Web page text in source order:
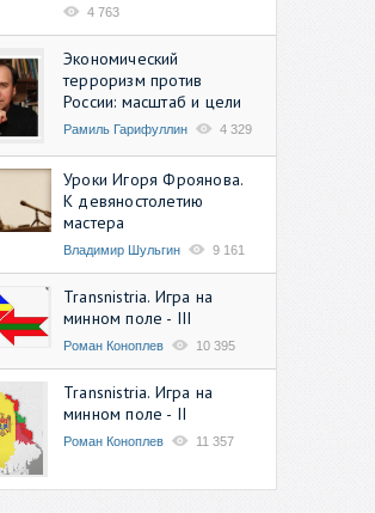
4 763
Экономический
терроризм против
России: масштаб и цели
Рамиль Гарифуллин 4 329
Уроки Игоря Фроянова.
К девяностолетию
мастера
Владимир Шульгин 9 161
Transnistria. Игра на
минном поле - III
Роман Коноплев 10 395
Transnistria. Игра на
минном поле - II
Роман Коноплев 11 357